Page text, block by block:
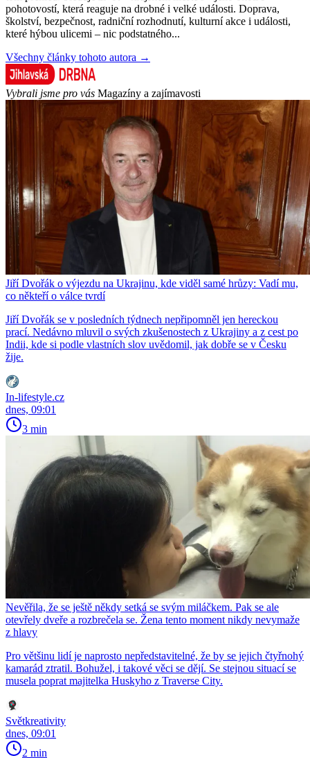
pohotovostí, která reaguje na drobné i velké události. Doprava,
školství, bezpečnost, radniční rozhodnutí, kulturní akce i události,
které hýbou ulicemi – nic podstatného...
Všechny články tohoto autora →
Vybrali jsme pro vás Magazíny a zajímavosti
Jiří Dvořák o výjezdu na Ukrajinu, kde viděl samé hrůzy: Vadí mu,
co někteří o válce tvrdí
Jiří Dvořák se v posledních týdnech nepřipomněl jen hereckou
prací. Nedávno mluvil o svých zkušenostech z Ukrajiny a z cest po
Indii, kde si podle vlastních slov uvědomil, jak dobře se v Česku
žije.
In-lifestyle.cz
dnes, 09:01
3 min
Nevěřila, že se ještě někdy setká se svým miláčkem. Pak se ale
otevřely dveře a rozbrečela se. Žena tento moment nikdy nevymaže
z hlavy
Pro většinu lidí je naprosto nepředstavitelné, že by se jejich čtyřnohý
kamarád ztratil. Bohužel, i takové věci se dějí. Se stejnou situací se
musela poprat majitelka Huskyho z Traverse City.
Světkreativity
dnes, 09:01
2 min